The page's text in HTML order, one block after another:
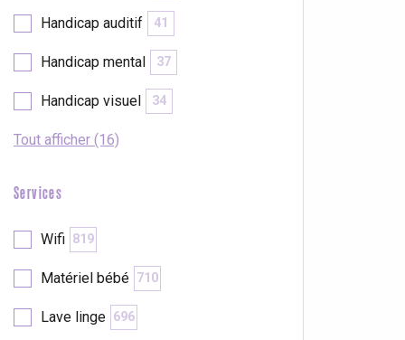
Handicap auditif 41
Handicap mental 37
Handicap visuel 34
Tout afficher (16)
Services
Wifi 819
Matériel bébé 710
Lave linge 696